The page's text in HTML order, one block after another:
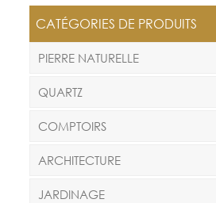
CATÉGORIES DE PRODUITS
PIERRE NATURELLE
QUARTZ
COMPTOIRS
ARCHITECTURE
JARDINAGE